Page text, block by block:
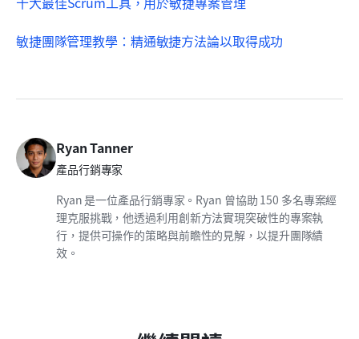
敏捷團隊管理教學：精通敏捷方法論以取得成功
Ryan Tanner
產品行銷專家
Ryan 是一位產品行銷專家。Ryan 曾協助 150 多名專案經
理克服挑戰，他透過利用創新方法實現突破性的專案執
行，提供可操作的策略與前瞻性的見解，以提升團隊績
效。